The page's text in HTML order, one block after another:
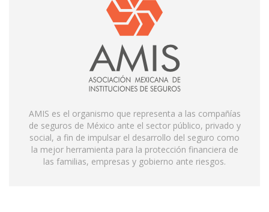
AMIS es el organismo que representa a las compañías
de seguros de México ante el sector público, privado y
social, a fin de impulsar el desarrollo del seguro como
la mejor herramienta para la protección financiera de
las familias, empresas y gobierno ante riesgos.